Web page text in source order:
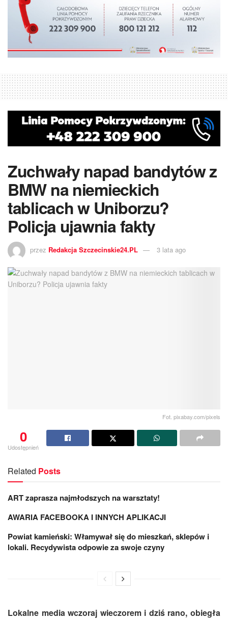
Zuchwały napad bandytów z
BMW na niemieckich
tablicach w Uniborzu?
Policja ujawnia fakty
przez Redakcja Szczecinskie24.PL 3 lata ago
Fot. pixabay.com/pixels
0
Udostępnień
Related Posts
ART zaprasza najmłodszych na warsztaty!
AWARIA FACEBOOKA I INNYCH APLIKACJI
Powiat kamieński: Włamywał się do mieszkań, sklepów i
lokali. Recydywista odpowie za swoje czyny
Lokalne media wczoraj wieczorem i dziś rano, obiegła